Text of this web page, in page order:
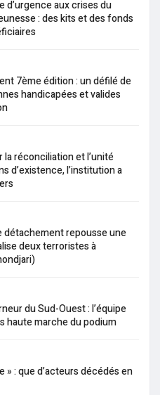
d’urgence aux crises du
: des kits et des fonds
7ème édition : un défilé de
handicapées et valides
la réconciliation et l’unité
d’existence, l’institution a
détachement repousse une
deux terroristes à
du Sud-Ouest : l’équipe
haute marche du podium
» : que d’acteurs décédés en